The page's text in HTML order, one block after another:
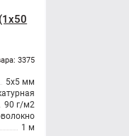
3375
5x5 мм
90 г/м2
1 м